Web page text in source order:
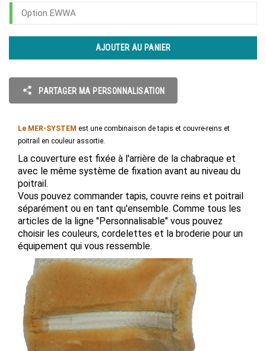
Option EWWA
AJOUTER AU PANIER
PARTAGER MA PERSONNALISATION
Le MER-SYSTEM est une combinaison de tapis et couvre-reins et
poitrail en couleur assortie.
La couverture est fixée à l'arrière de la chabraque et
avec le même système de fixation avant au niveau du
poitrail.
Vous pouvez commander tapis, couvre reins et poitrail
séparément ou en tant qu'ensemble. Comme tous les
articles de la ligne "Personnalisable" vous pouvez
choisir les couleurs, cordelettes et la broderie pour un
équipement qui vous ressemble.